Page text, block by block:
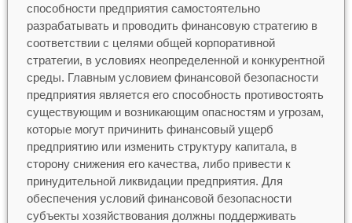
способности предприятия самостоятельно
разрабатывать и проводить финансовую стратегию в
соответствии с целями общей корпоративной
стратегии, в условиях неопределенной и конкурентной
среды. Главным условием финансовой безопасности
предприятия является его способность противостоять
существующим и возникающим опасностям и угрозам,
которые могут причинить финансовый ущерб
предприятию или изменить структуру капитала, в
сторону снижения его качества, либо привести к
принудительной ликвидации предприятия. Для
обеспечения условий финансовой безопасности
субъекты хозяйствования должны поддерживать